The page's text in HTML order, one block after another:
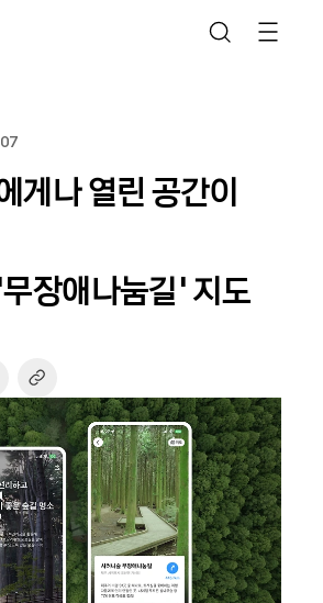
게나 열린 공간이
장애나눔길’ 지도